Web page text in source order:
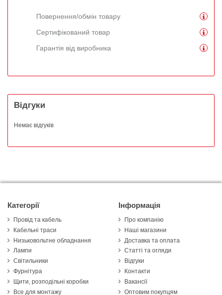
Повернення/обмін товару
Сертифікований товар
Гарантія від виробника
Відгуки
Немає відгуків
Категорії
Провід та кабель
Кабельні траси
Низьковольтне обладнання
Лампи
Світильники
Фурнітура
Щити, розподільні коробки
Все для монтажу
Інформація
Про компанію
Наші магазини
Доставка та оплата
Статті та огляди
Відгуки
Контакти
Вакансії
Оптовим покупцям